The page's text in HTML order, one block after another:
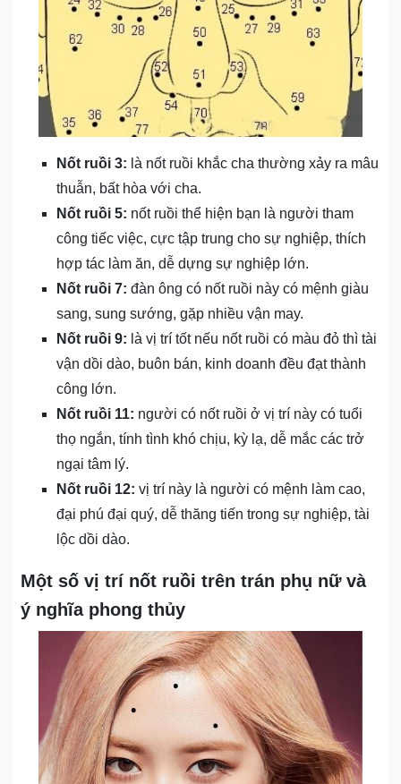
Nốt ruồi 3: là nốt ruồi khắc cha thường xảy ra mâu
thuẫn, bất hòa với cha.
Nốt ruồi 5: nốt ruồi thể hiện bạn là người tham
công tiếc việc, cực tập trung cho sự nghiệp, thích
hợp tác làm ăn, dễ dựng sự nghiệp lớn.
Nốt ruồi 7: đàn ông có nốt ruồi này có mệnh giàu
sang, sung sướng, gặp nhiều vận may.
Nốt ruồi 9: là vị trí tốt nếu nốt ruồi có màu đỏ thì tài
vận dồi dào, buôn bán, kinh doanh đều đạt thành
công lớn.
Nốt ruồi 11: người có nốt ruồi ở vị trí này có tuổi
thọ ngắn, tính tình khó chịu, kỳ lạ, dễ mắc các trở
ngại tâm lý.
Nốt ruồi 12: vị trí này là người có mệnh làm cao,
đại phú đại quý, dễ thăng tiến trong sự nghiệp, tài
lộc dồi dào.
Một số vị trí nốt ruồi trên trán phụ nữ và
ý nghĩa phong thủy